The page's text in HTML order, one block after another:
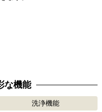
な機能
洗浄機能